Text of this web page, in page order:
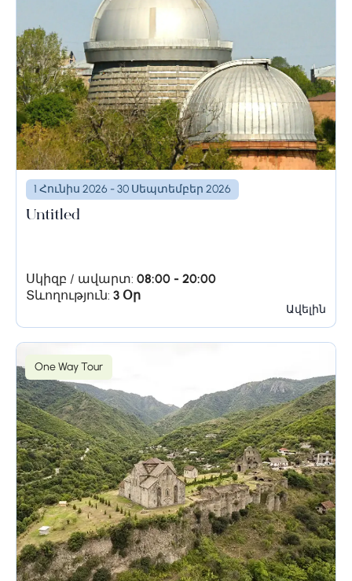
1 Հունիս 2026 - 30 Սեպտեմբեր 2026
Untitled
Սկիզբ / ավարտ: 08:00 - 20:00
Տևողություն: 3 Օր
Ավելին
One Way Tour